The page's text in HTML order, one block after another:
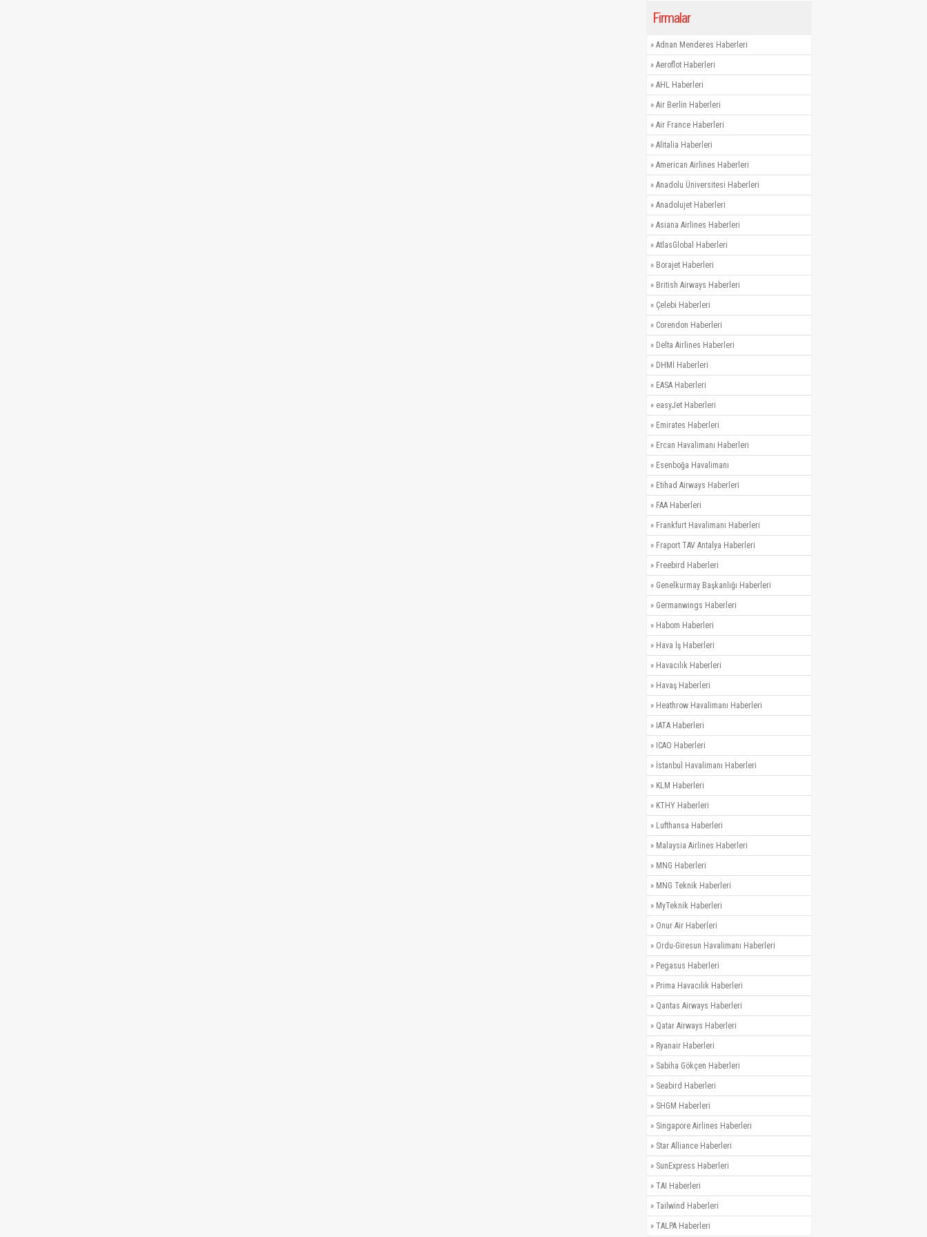
Firmalar
» Adnan Menderes Haberleri
» Aeroflot Haberleri
» AHL Haberleri
» Air Berlin Haberleri
» Air France Haberleri
» Alitalia Haberleri
» American Airlines Haberleri
» Anadolu Üniversitesi Haberleri
» Anadolujet Haberleri
» Asiana Airlines Haberleri
» AtlasGlobal Haberleri
» Borajet Haberleri
» British Airways Haberleri
» Çelebi Haberleri
» Corendon Haberleri
» Delta Airlines Haberleri
» DHMİ Haberleri
» EASA Haberleri
» easyJet Haberleri
» Emirates Haberleri
» Ercan Havalimanı Haberleri
» Esenboğa Havalimanı
» Etihad Airways Haberleri
» FAA Haberleri
» Frankfurt Havalimanı Haberleri
» Fraport TAV Antalya Haberleri
» Freebird Haberleri
» Genelkurmay Başkanlığı Haberleri
» Germanwings Haberleri
» Habom Haberleri
» Hava İş Haberleri
» Havacılık Haberleri
» Havaş Haberleri
» Heathrow Havalimanı Haberleri
» IATA Haberleri
» ICAO Haberleri
» İstanbul Havalimanı Haberleri
» KLM Haberleri
» KTHY Haberleri
» Lufthansa Haberleri
» Malaysia Airlines Haberleri
» MNG Haberleri
» MNG Teknik Haberleri
» MyTeknik Haberleri
» Onur Air Haberleri
» Ordu-Giresun Havalimanı Haberleri
» Pegasus Haberleri
» Prima Havacılık Haberleri
» Qantas Airways Haberleri
» Qatar Airways Haberleri
» Ryanair Haberleri
» Sabiha Gökçen Haberleri
» Seabird Haberleri
» SHGM Haberleri
» Singapore Airlines Haberleri
» Star Alliance Haberleri
» SunExpress Haberleri
» TAI Haberleri
» Tailwind Haberleri
» TALPA Haberleri